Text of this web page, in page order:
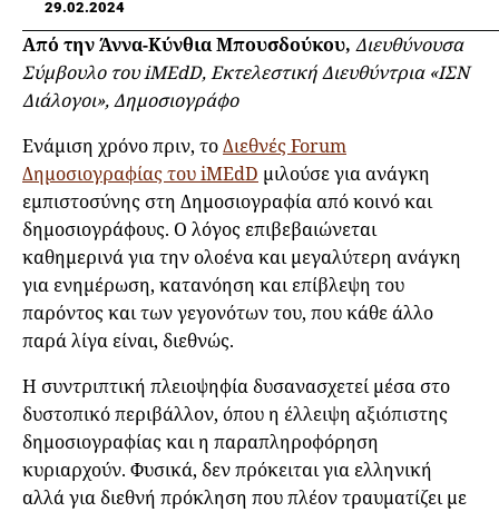
29.02.2024
Από την Άννα-Κύνθια Μπουσδούκου, Διευθύνουσα
Σύμβουλο του iMEdD, Εκτελεστική Διευθύντρια «ΙΣΝ
Διάλογοι», Δημοσιογράφο
Ενάμιση χρόνο πριν, τοΔιεθνές Forum
Δημοσιογραφίας του iMEdD μιλούσε για ανάγκη
εμπιστοσύνης στη Δημοσιογραφία από κοινό και
δημοσιογράφους. Ο λόγος επιβεβαιώνεται
καθημερινά για την ολοένα και μεγαλύτερη ανάγκη
για ενημέρωση, κατανόηση και επίβλεψη του
παρόντος και των γεγονότων του, που κάθε άλλο
παρά λίγα είναι, διεθνώς.
Η συντριπτική πλειοψηφία δυσανασχετεί μέσα στο
δυστοπικό περιβάλλον, όπου η έλλειψη αξιόπιστης
δημοσιογραφίας και η παραπληροφόρηση
κυριαρχούν. Φυσικά, δεν πρόκειται για ελληνική
αλλά για διεθνή πρόκληση που πλέον τραυματίζει με